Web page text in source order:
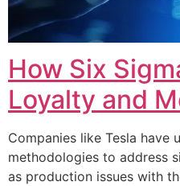
How Six
Loyalty and
Companies like Tesla have
methodologies to address
as production issues with